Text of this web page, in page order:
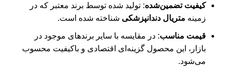
کیفیت تضمین‌شده: تولید شده توسط برند معتبر که در
زمینه متریال دندانپزشکی شناخته شده است.
قیمت مناسب: در مقایسه با سایر برندهای موجود در
بازار، این محصول گزینه‌ای اقتصادی و باکیفیت محسوب
می‌شود.